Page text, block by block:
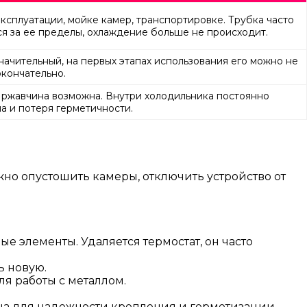
мойке камер, транспортировке. Трубка часто
за ее пределы, охлаждение больше не происходит.
на первых этапах использования его можно не
возможна. Внутри холодильника постоянно
и потеря герметичности.
опустошить камеры, отключить устройство от
элементы. Удаляется термостат, он часто
новую.
работы с металлом.